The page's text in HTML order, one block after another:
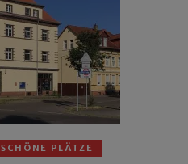
SCHÖNE PLÄTZE